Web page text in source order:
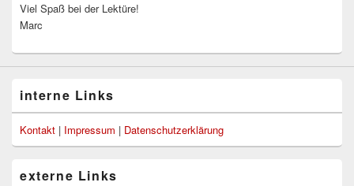
Viel Spaß bei der Lektüre!
Marc
interne Links
Kontakt | Impressum | Datenschutzerklärung
externe Links